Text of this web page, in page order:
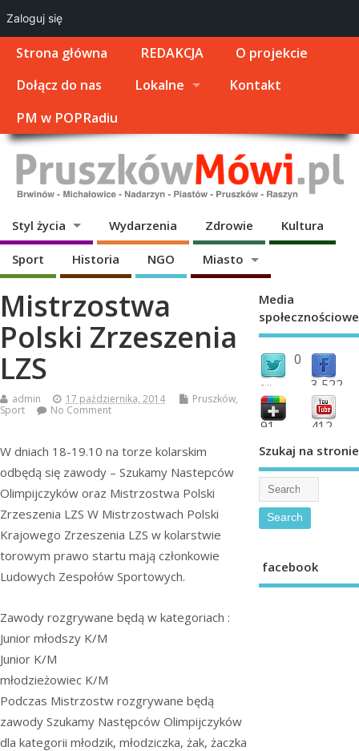
Strona główna REDAKCJA
O projekcie
Dołącz do nas
Lokalne
Kontakt
PM w POPRadiu
Styl życia Wydarzenia Zdrowie Kultura
Sport Historia NGO Miasto
Mistrzostwa
Polski Zrzeszenia
LZS
admin 17 października, 2014 Pruszków,
Sport
No Comment
W dniach 18-19.10 na torze kolarskim
odbędą się zawody – Szukamy Nastepców
Olimpijczyków oraz Mistrzostwa Polski
Zrzeszenia LZS W Mistrzostwach Polski
Krajowego Zrzeszenia LZS w kolarstwie
torowym prawo startu mają członkowie
Ludowych Zespołów Sportowych.
Zawody rozgrywane będą w kategoriach :
Junior młodszy K/M
Junior K/M
młodzieżowiec K/M
Podczas Mistrzostw rozgrywane będą
zawody Szukamy Następców Olimpijczyków
dla kategorii młodzik, młodziczka, żak, żaczka
Media
społecznościowe
0
followers 3,522
fans
91 412
Szukaj na stronie
facebook
Zaloguj się